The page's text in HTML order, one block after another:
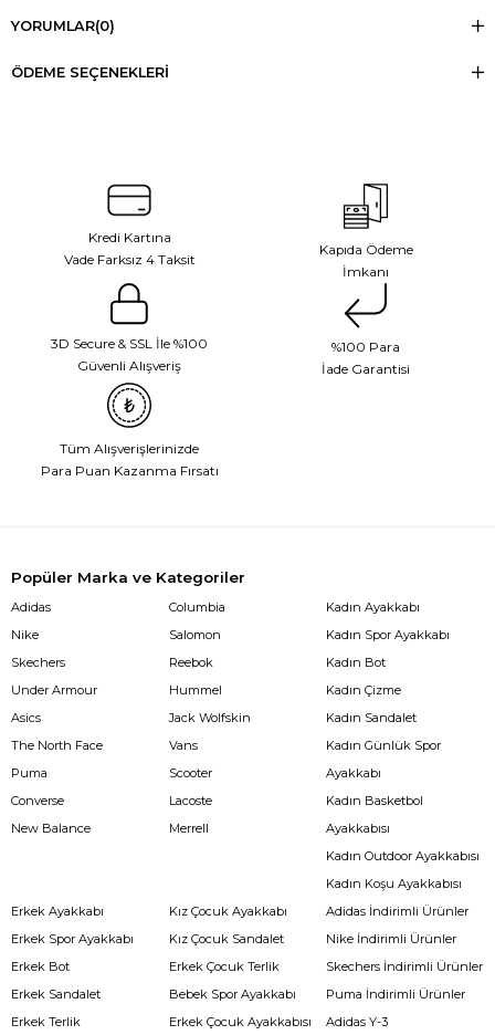
YORUMLAR(0)
ÖDEME SEÇENEKLERI
Kredi Kartına
Vade Farksız 4 Taksit
Kapıda Ödeme
İmkanı
3D Secure & SSL İle %100
Güvenli Alışveriş
%100 Para
İade Garantisi
Tüm Alışverişlerinizde
Para Puan Kazanma Fırsatı
Popüler Marka ve Kategoriler
Adidas
Nike
Skechers
Under Armour
Asics
The North Face
Puma
Converse
New Balance
Columbia
Salomon
Reebok
Hummel
Jack Wolfskin
Vans
Scooter
Lacoste
Merrell
Kadın Ayakkabı
Kadın Spor Ayakkabı
Kadın Bot
Kadın Çizme
Kadın Sandalet
Kadın Günlük Spor
Ayakkabı
Kadın Basketbol
Ayakkabısı
Kadın Outdoor Ayakkabısı
Kadın Koşu Ayakkabısı
Erkek Ayakkabı
Erkek Spor Ayakkabı
Erkek Bot
Erkek Sandalet
Erkek Terlik
Kız Çocuk Ayakkabı
Kız Çocuk Sandalet
Erkek Çocuk Terlik
Bebek Spor Ayakkabı
Erkek Çocuk Ayakkabısı
Adidas İndirimli Ürünler
Nike İndirimli Ürünler
Skechers İndirimli Ürünler
Puma İndirimli Ürünler
Adidas Y-3